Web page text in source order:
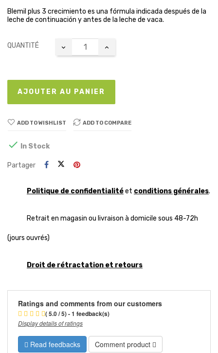
Blemil plus 3 crecimiento es una fórmula indicada después de la
leche de continuación y antes de la leche de vaca.
QUANTITÉ
AJOUTER AU PANIER
ADD TO WISHLIST ADD TO COMPARE
 In Stock
Partager
Politique de confidentialitéet conditions générales.
Retrait en magasin ou livraison à domicile sous 48-72h
(jours ouvrés)
Droit de rétractation et retours
Ratings and comments from our customers
( 5.0 / 5) - 1 feedback(s)
Display details of ratings
Read feedbacks Comment product